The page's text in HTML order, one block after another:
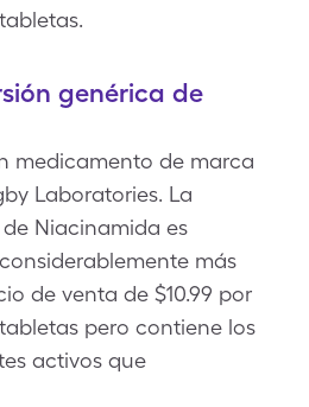
genérica de
medicamento de marca
Laboratories. La
Niacinamida es
más
de venta de $10.99 por
pero contiene los
activos que